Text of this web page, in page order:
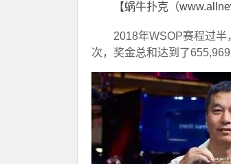
【蜗牛扑克（
2018年WSOP赛程过
次，奖金总和达到了655,969